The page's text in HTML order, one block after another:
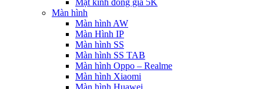
Mặt kính đồng giá 5K
Màn hình
Màn hình AW
Màn Hình IP
Màn hình SS
Màn hình SS TAB
Màn hình Oppo – Realme
Màn hình Xiaomi